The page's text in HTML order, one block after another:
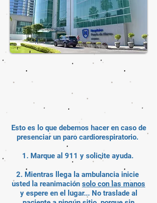
Esto es lo que debemos hacer en caso de
presenciar un paro cardiorespiratorio.
1. Marque al 911 y solicite ayuda.
2. Mientras llega la ambulancia inicie
usted la reanimación solo con las manos
y espere en el lugar... No traslade al